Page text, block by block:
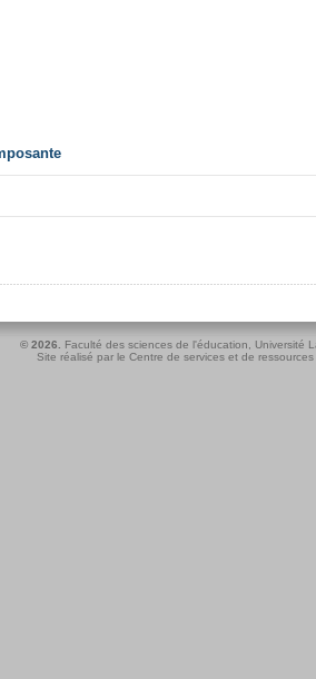
© 2026. Faculté des sciences de l'éducation Université
Site réalisé par le Centre de services et de